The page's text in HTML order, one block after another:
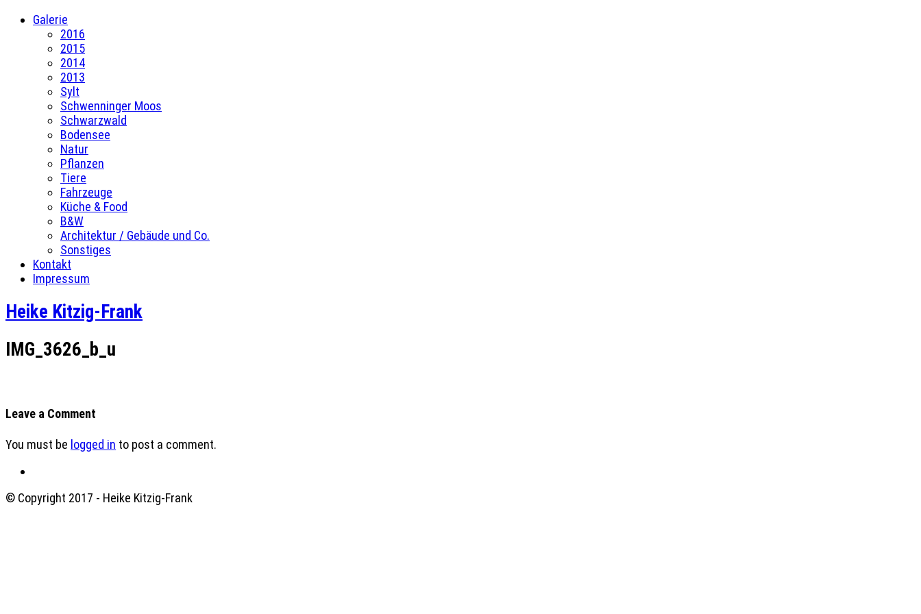
Galerie
2016
2015
2014
2013
Sylt
Schwenninger Moos
Schwarzwald
Bodensee
Natur
Pflanzen
Tiere
Fahrzeuge
Küche & Food
B&W
Architektur / Gebäude und Co.
Sonstiges
Kontakt
Impressum
Heike Kitzig-Frank
IMG_3626_b_u
Leave a Comment
You must be logged in to post a comment.
© Copyright 2017 - Heike Kitzig-Frank